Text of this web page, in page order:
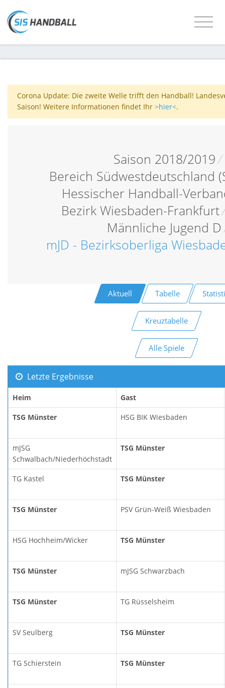
Corona Update: Die zweite Welle trifft den Handball!
Saison! Weitere Informationen findet Ihr >hier<.
Saison 2018/2019/
Bereich Südwestdeutschland
Hessischer Handball-
Bezirk Wiesbaden-Frankfurt
Männliche Jugend D
mJD - Bezirksoberliga
Aktuell Tabelle
Kreuztabelle
Alle Spiele
Letzte Ergebnisse
Heim Gast
TSG Münster HSG BIK Wiesbaden
mJSG
Schwalbach/Niederhöchstadt
TSG Münster
TG Kastel TSG Münster
TSG Münster PSV Grün-Weiß Wiesbaden
HSG Hochheim/Wicker TSG Münster
TSG Münster mJSG Schwarzbach
TSG Münster TG Rüsselsheim
SV Seulberg TSG Münster
TG Schierstein TSG Münster